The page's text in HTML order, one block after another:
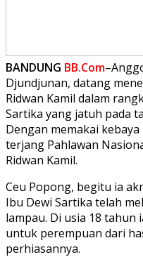
BANDUNG BB.Com
Djundjunan, datang
Ridwan Kamil dalam
Sartika yang jatuh pada
Dengan memakai
terjang Pahlawan
Ridwan Kamil.
Ceu Popong, begitu ia
Ibu Dewi Sartika telah
lampau. Di usia 18 tahun
untuk perempuan dari
perhiasannya.